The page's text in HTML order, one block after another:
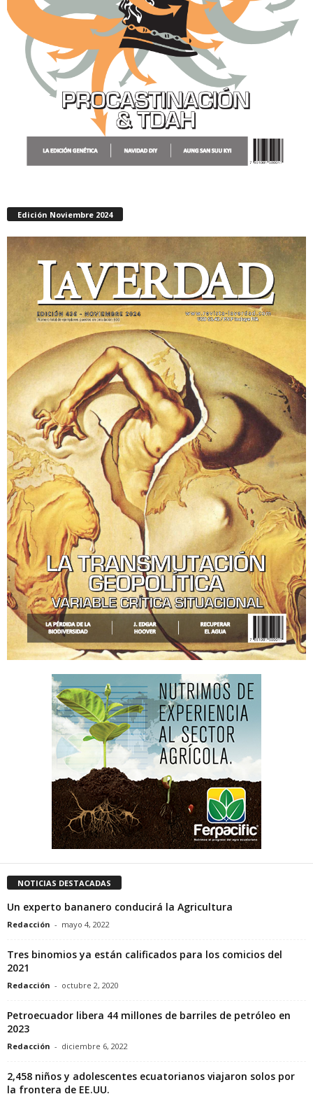
Edición Noviembre 2024
NOTICIAS DESTACADAS
Un experto bananero conducirá la Agricultura
Redacción - mayo 4, 2022
Tres binomios ya están calificados para los comicios del
2021
Redacción - octubre 2, 2020
Petroecuador libera 44 millones de barriles de petróleo en
2023
Redacción - diciembre 6, 2022
2,458 niños y adolescentes ecuatorianos viajaron solos por
la frontera de EE.UU.